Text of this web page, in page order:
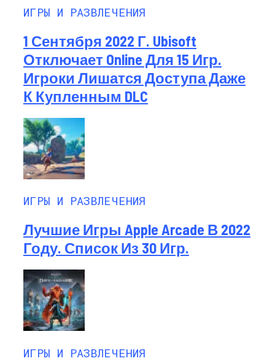
ИГРЫ И РАЗВЛЕЧЕНИЯ
1 Сентября 2022 Г. Ubisoft
Отключает Online Для 15 Игр.
Игроки Лишатся Доступа Даже
К Купленным DLC
ИГРЫ И РАЗВЛЕЧЕНИЯ
Лучшие Игры Apple Arcade В 2022
Году. Список Из 30 Игр.
ИГРЫ И РАЗВЛЕЧЕНИЯ